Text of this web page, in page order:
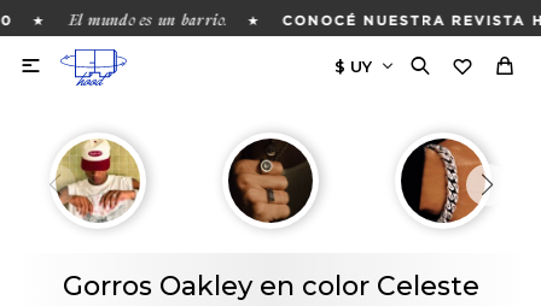
★ El mundo es un barrio. ★ CONOCÉ NUESTRA REVISTA

Gorros Oakley en color Celeste